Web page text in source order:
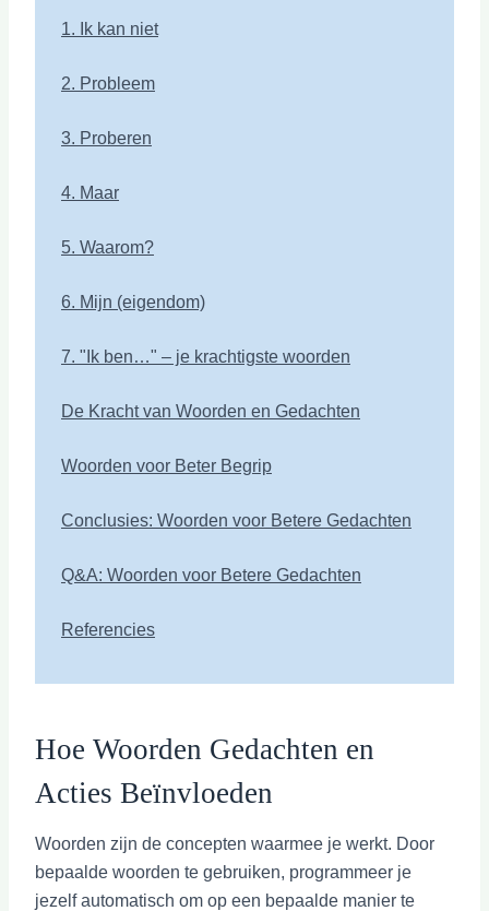
1. Ik kan niet
2. Probleem
3. Proberen
4. Maar
5. Waarom?
6. Mijn (eigendom)
7. "Ik ben…" – je krachtigste woorden
De Kracht van Woorden en Gedachten
Woorden voor Beter Begrip
Conclusies: Woorden voor Betere Gedachten
Q&A: Woorden voor Betere Gedachten
Referencies
Hoe Woorden Gedachten en
Acties Beïnvloeden
Woorden zijn de concepten waarmee je werkt. Door
bepaalde woorden te gebruiken, programmeer je
jezelf automatisch om op een bepaalde manier te